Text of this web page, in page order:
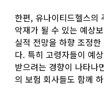
한편, 유나이티드헬스의
악재가 될 수 있는 예상
실적 전망을 하향 조정
다. 특히 고령자들이 예
받으려는 경향이 나타나
의 보험 회사들도 함께